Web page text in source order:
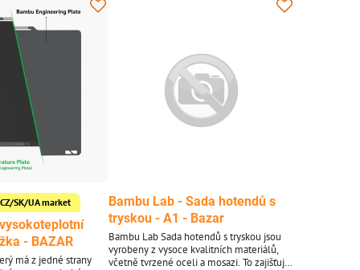
takich jak
szkło, konieczne jest
SK/UA market
- BAZAR
má z jedné strany
Bambu Lab - Sada hotendů s
tryskou - A1 - Bazar
Bambu Lab Sada hotendů s tryskou jsou
vyrobeny z vysoce kvalitních materiálů,
včetně tvrzené oceli a mosazi. To zajišťuje